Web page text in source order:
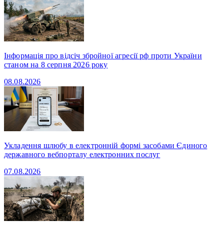
Інформація про відсіч збройної агресії рф проти України
станом на 8 серпня 2026 року
08.08.2026
Укладення шлюбу в електронній формі засобами Єдиного
державного вебпорталу електронних послуг
07.08.2026